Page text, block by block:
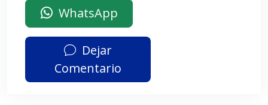
WhatsApp
Dejar
Comentario